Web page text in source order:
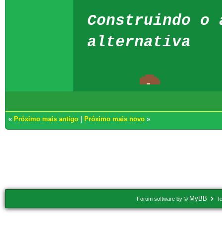
Construindo o
alternativa
« Próximo mais antigo Próximo mais novo »
Forum software by © MyBB